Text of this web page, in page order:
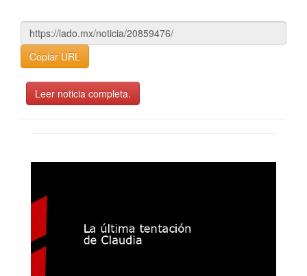
Copiar URL
Leer noticia completa.